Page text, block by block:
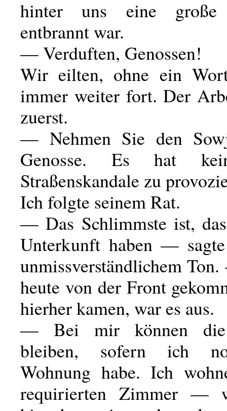
hinter uns eine große
entbrannt war.
— Verduften, Genossen!
Wir eilten, ohne ein
immer weiter fort. Der
zuerst.
— Nehmen Sie den
Genosse. Es hat
Straßenskandale zu
Ich folgte seinem Rat.
— Das Schlimmste ist,
Unterkunft haben —
unmissverständlichem
heute von der Front
hierher kamen, war es aus.
— Bei mir können die
bleiben, sofern ich
Wohnung habe. Ich
requirierten Zimmer —